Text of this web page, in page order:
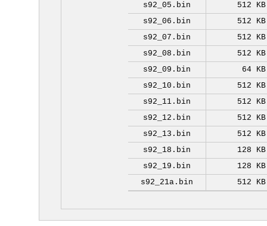
s92_05.bin
512 KB
s92_06.bin
512 KB
s92_07.bin
512 KB
s92_08.bin
512 KB
s92_09.bin
64 KB
s92_10.bin
512 KB
s92_11.bin
512 KB
s92_12.bin
512 KB
s92_13.bin
512 KB
s92_18.bin
128 KB
s92_19.bin
128 KB
s92_21a.bin
512 KB